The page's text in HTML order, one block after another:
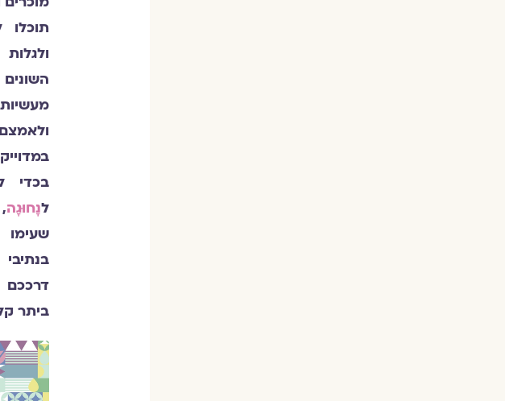
תוכלו
בכדי
לנָחוּגָה
ביתר